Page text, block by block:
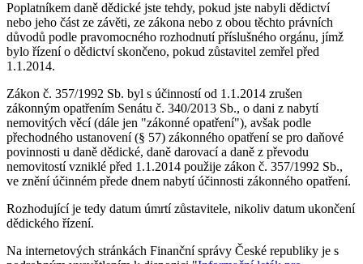
Poplatníkem daně dědické jste tehdy, pokud jste nabyli dědictví
nebo jeho část ze závěti, ze zákona nebo z obou těchto právních
důvodů podle pravomocného rozhodnutí příslušného orgánu, jímž
bylo řízení o dědictví skončeno, pokud zůstavitel zemřel před
1.1.2014.
Zákon č. 357/1992 Sb. byl s účinností od 1.1.2014 zrušen
zákonným opatřením Senátu č. 340/2013 Sb., o dani z nabytí
nemovitých věcí (dále jen "zákonné opatření"), avšak podle
přechodného ustanovení (§ 57) zákonného opatření se pro daňové
povinnosti u daně dědické, daně darovací a daně z převodu
nemovitostí vzniklé před 1.1.2014 použije zákon č. 357/1992 Sb.,
ve znění účinném přede dnem nabytí účinnosti zákonného opatření.
Rozhodující je tedy datum úmrtí zůstavitele, nikoliv datum ukončení
dědického řízení.
Na internetových stránkách Finanční správy České republiky je s